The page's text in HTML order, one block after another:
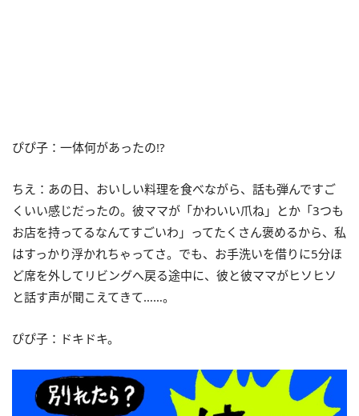
ぴぴ子：一体何があったの!?
ちえ：あの日、おいしい料理を食べながら、話も弾んですご
くいい感じだったの。彼ママが「かわいい爪ね」とか「3つも
お店を持ってるなんてすごいわ」ってたくさん褒めるから、私
はすっかり浮かれちゃってさ。でも、お手洗いを借りに5分ほ
ど席を外してリビングへ戻る途中に、彼と彼ママがヒソヒソ
と話す声が聞こえてきて……。
ぴぴ子：ドキドキ。